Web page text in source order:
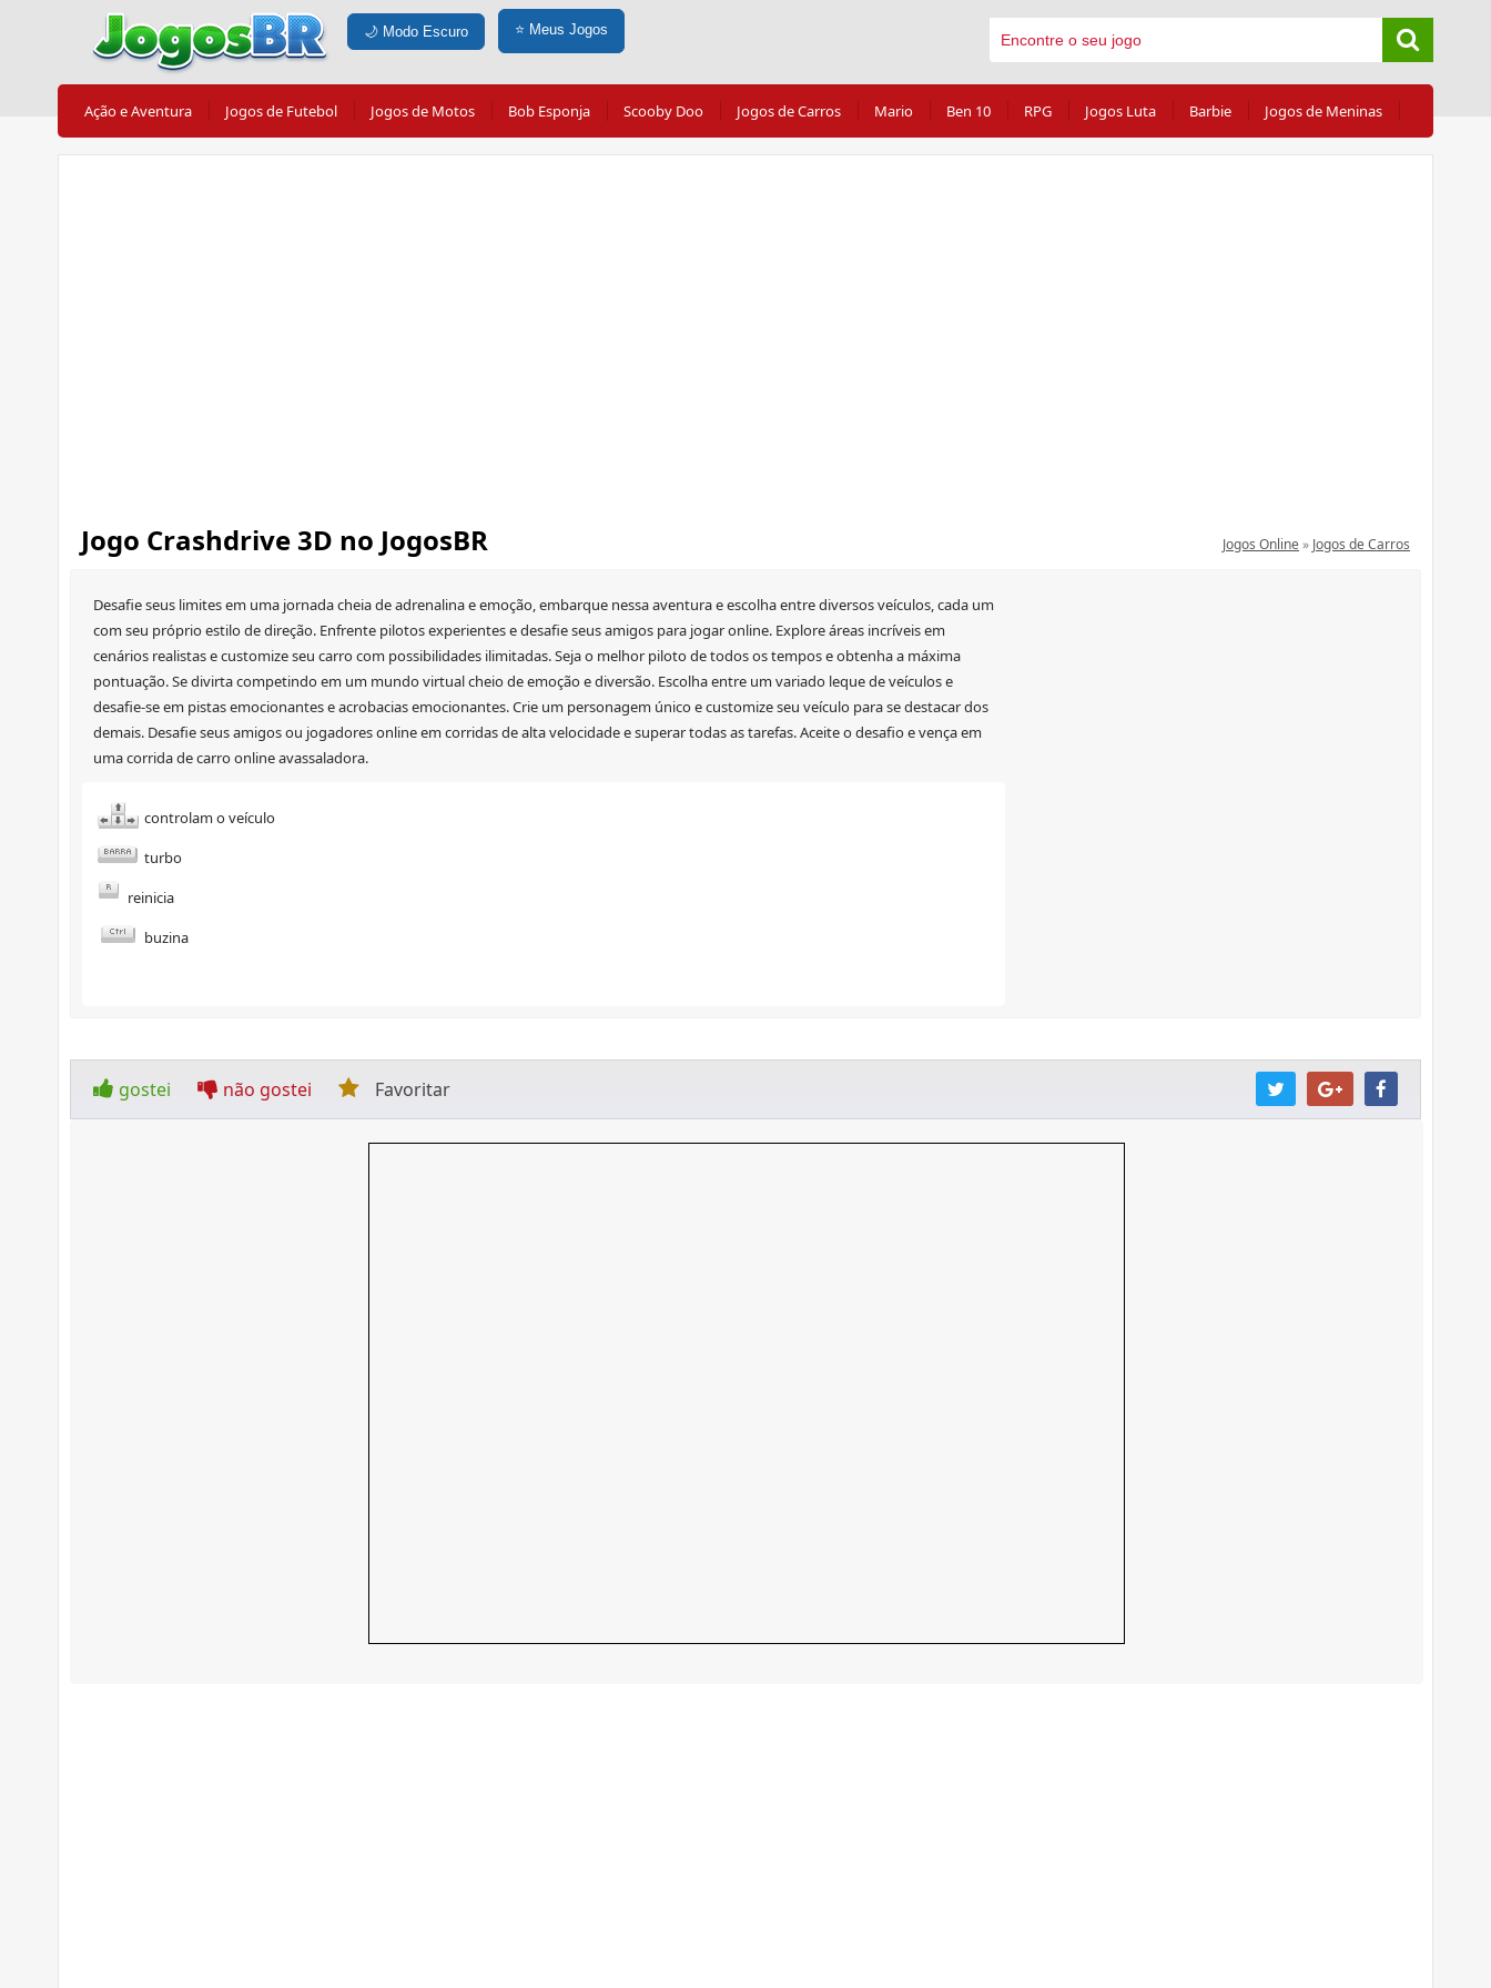
🌙 Modo Escuro ⭐ Meus Jogos
Ação e Aventura Jogos de Futebol Jogos de Motos Bob Esponja Scooby Doo Jogos de Carros Mario Ben 10 RPG Jogos Luta Barbie Jogos de Meninas
Jogo Crashdrive 3D no JogosBR Jogos Online» Jogos de Carros
Desafie seus limites em uma jornada cheia de adrenalina e emoção, embarque nessa aventura e escolha entre diversos veículos, cada um
com seu próprio estilo de direção. Enfrente pilotos experientes e desafie seus amigos para jogar online. Explore áreas incríveis em
cenários realistas e customize seu carro com possibilidades ilimitadas. Seja o melhor piloto de todos os tempos e obtenha a máxima
pontuação. Se divirta competindo em um mundo virtual cheio de emoção e diversão. Escolha entre um variado leque de veículos e
desafie-se em pistas emocionantes e acrobacias emocionantes. Crie um personagem único e customize seu veículo para se destacar dos
demais. Desafie seus amigos ou jogadores online em corridas de alta velocidade e superar todas as tarefas. Aceite o desafio e vença em
uma corrida de carro online avassaladora.
controlam o veículo
turbo
reinicia
buzina
gostei não gostei Favoritar